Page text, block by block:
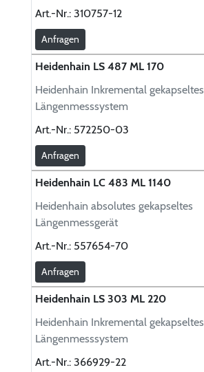
Art.-Nr.: 310757-12
Anfragen
Heidenhain LS 487 ML 170
Heidenhain Inkremental gekapseltes
Längenmesssystem
Art.-Nr.: 572250-03
Anfragen
Heidenhain LC 483 ML 1140
Heidenhain absolutes gekapseltes
Längenmessgerät
Art.-Nr.: 557654-70
Anfragen
Heidenhain LS 303 ML 220
Heidenhain Inkremental gekapseltes
Längenmesssystem
Art.-Nr.: 366929-22